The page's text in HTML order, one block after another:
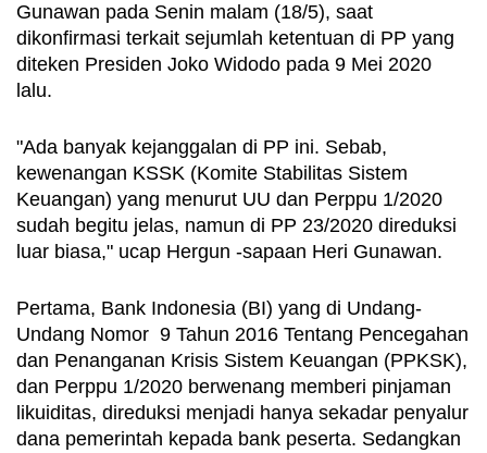
Gunawan pada Senin malam (18/5), saat
dikonfirmasi terkait sejumlah ketentuan di PP yang
diteken Presiden Joko Widodo pada 9 Mei 2020
lalu.
"Ada banyak kejanggalan di PP ini. Sebab,
kewenangan KSSK (Komite Stabilitas Sistem
Keuangan) yang menurut UU dan Perppu 1/2020
sudah begitu jelas, namun di PP 23/2020 direduksi
luar biasa," ucap Hergun -sapaan Heri Gunawan.
Pertama, Bank Indonesia (BI) yang di Undang-
Undang Nomor  9 Tahun 2016 Tentang Pencegahan
dan Penanganan Krisis Sistem Keuangan (PPKSK),
dan Perppu 1/2020 berwenang memberi pinjaman
likuiditas, direduksi menjadi hanya sekadar penyalur
dana pemerintah kepada bank peserta. Sedangkan